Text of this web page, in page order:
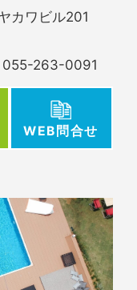
カワビル201
055-263-0091
WEB問合せ